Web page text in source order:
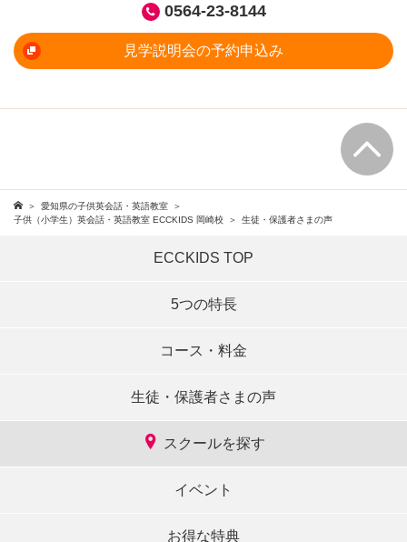
0564-23-8144
見学説明会の予約申込み
愛知県の子供英会話・英語教室
子供（小学生）英会話・英語教室 ECCKIDS 岡崎校
生徒・保護者さまの声
ECCKIDS TOP
5つの特長
コース・料金
生徒・保護者さまの声
スクールを探す
イベント
お得な特典